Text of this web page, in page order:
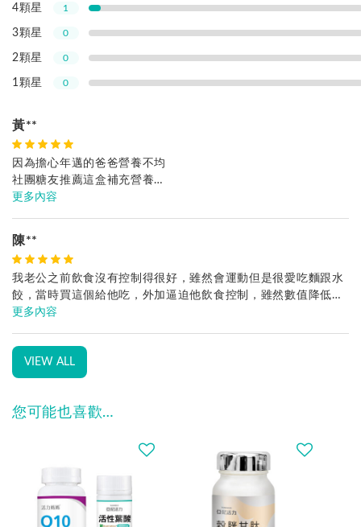
4顆星 1
3顆星 0
2顆星 0
1顆星 0
黃**
因為擔心年邁的爸爸營養不均
社團糖友推薦這盒補充營養
也順便看看數值能不能比較平穩
更多內容
陳**
我老公之前飲食沒有控制得很好，雖然會運動但是很愛吃麵跟水
餃，當時買這個給他吃，外加逼迫他飲食控制，雖然數值降低了
一點，但飯後兩小時還是很高。去年底回診糖化血色素竟然8.2，
以糖友們不能只依靠這個，這個只是輔助而已，給大家一個參
考。
更多內容
VIEW ALL
您可能也喜歡…